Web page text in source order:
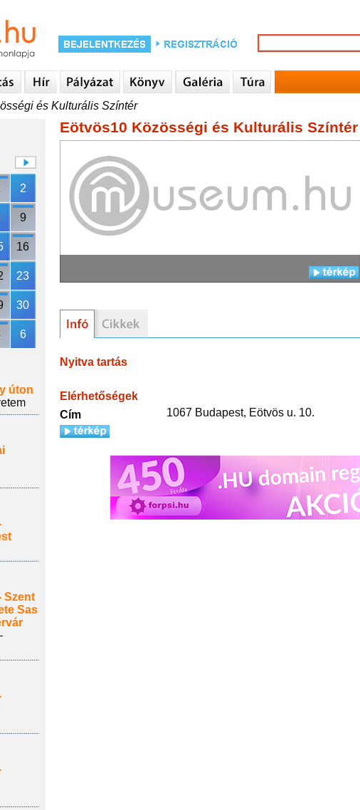
és Kulturális Színtér
2
9
16
23
30
6
úton
Szent
Sas
Eötvös10 Közösségi és Kulturális Színtér
Nyitva tartás
Elérhetőségek
Cím
1067 Budapest, Eötvös u. 10.